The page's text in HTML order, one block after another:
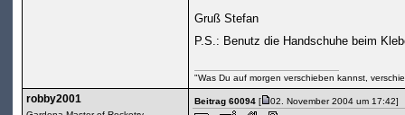
Gruß Stefan
P.S.: Benutz die Handschuhe beim
"Was Du auf morgen verschieben kannst,
robby2001 Beitrag 60094[ 02. November 2004 um 17:42]